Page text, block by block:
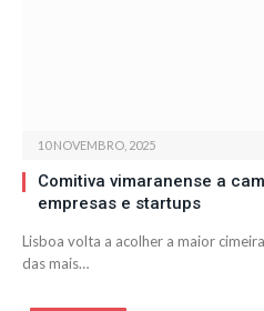
10 NOVEMBRO, 2025
Comitiva vimaranense a
empresas e startups
Lisboa volta a acolher a maior
das mais…